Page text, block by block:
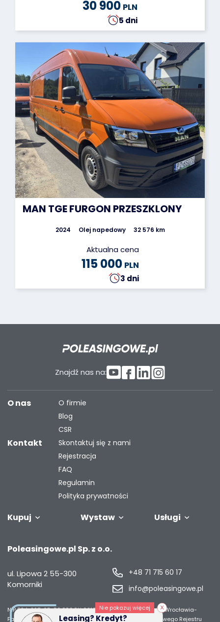
30 900 PLN
5 dni
MAN TGE FURGON PRZESZKLONY
2024 Olej napedowy 32 576 km
Aktualna cena
115 000 PLN
3 dni
Nie pokazuj więcej
Leasing? Kredyt?
Znajdź nas na:
Kupuj
przyczepy
Wystaw
Twoją flotę
Usługi
O nas
O firmie
Blog
CSR
Kontakt
Skontaktuj się z nami
Rejestracja
FAQ
Regulamin
Polityka prywatności
Poleasingowe.pl Sp. z o.o.
ul. Lipowa 2 55-300
Komorniki
+48 71 715 60 17
info@poleasingowe.pl
NIP 894-297-65-50REGON 021014968Sąd Rejonowy dla Wrocławia-
Fabrycznej we Wrocławiu, IX Wydział Gospodarczy Krajowego Rejestru